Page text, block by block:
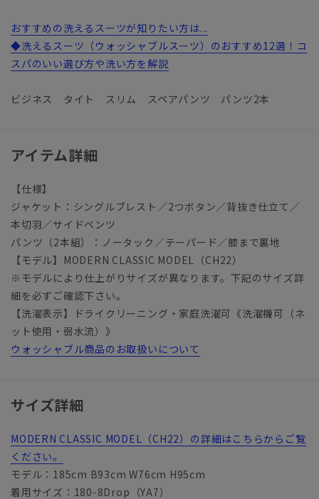
おすすめの洗えるスーツが知りたい方は...
◆洗えるスーツ（ウォッシャブルスーツ）のおすすめ12選！コ
スパのいい選び方や洗い方を解説
ビジネス タイト スリム スペアパンツ パンツ2本
アイテム詳細
【仕様】
ジャケット：シングルブレスト／2つボタン／背抜き仕立て／
本切羽／サイドベンツ
パンツ（2本組）：ノータック／テーパード／膝まで裏地
【モデル】MODERN CLASSIC MODEL（CH22）
※モデルにより仕上がりサイズが異なります。下記のサイズ詳
細を必ずご確認下さい。
【洗濯表示】ドライクリーニング・家庭洗濯可《洗濯機可（ネ
ット使用・弱水流）》
ウォッシャブル商品のお取扱いについて
サイズ詳細
MODERN CLASSIC MODEL（CH22）の詳細はこちらからご覧
ください。
モデル：185cm B93cm W76cm H95cm
着用サイズ：180-8Drop（YA7）